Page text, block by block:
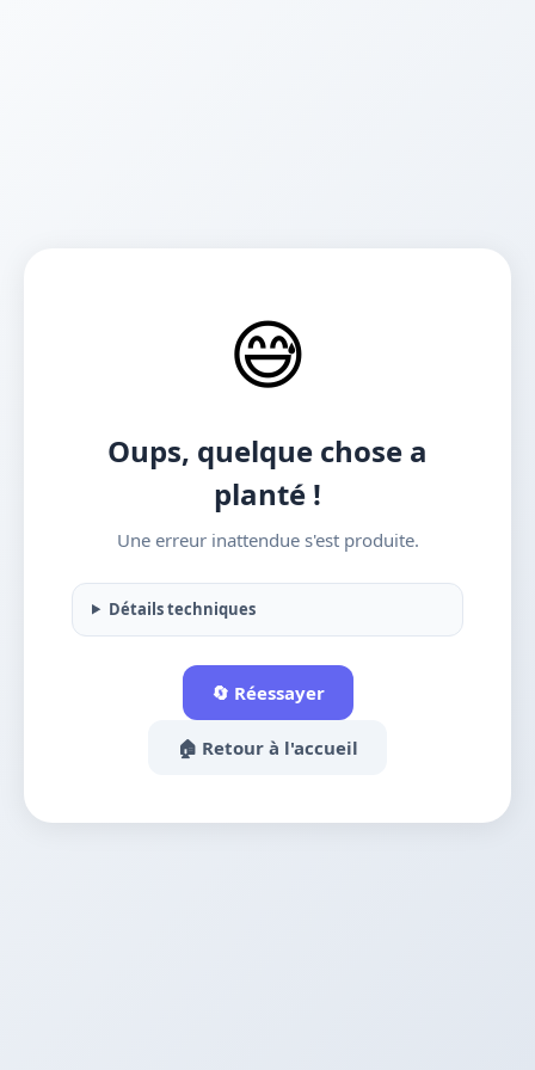
😅
Oups, quelque chose a
planté !
Une erreur inattendue s'est produite.
Détails techniques
🔄 Réessayer
🏠 Retour à l'accueil